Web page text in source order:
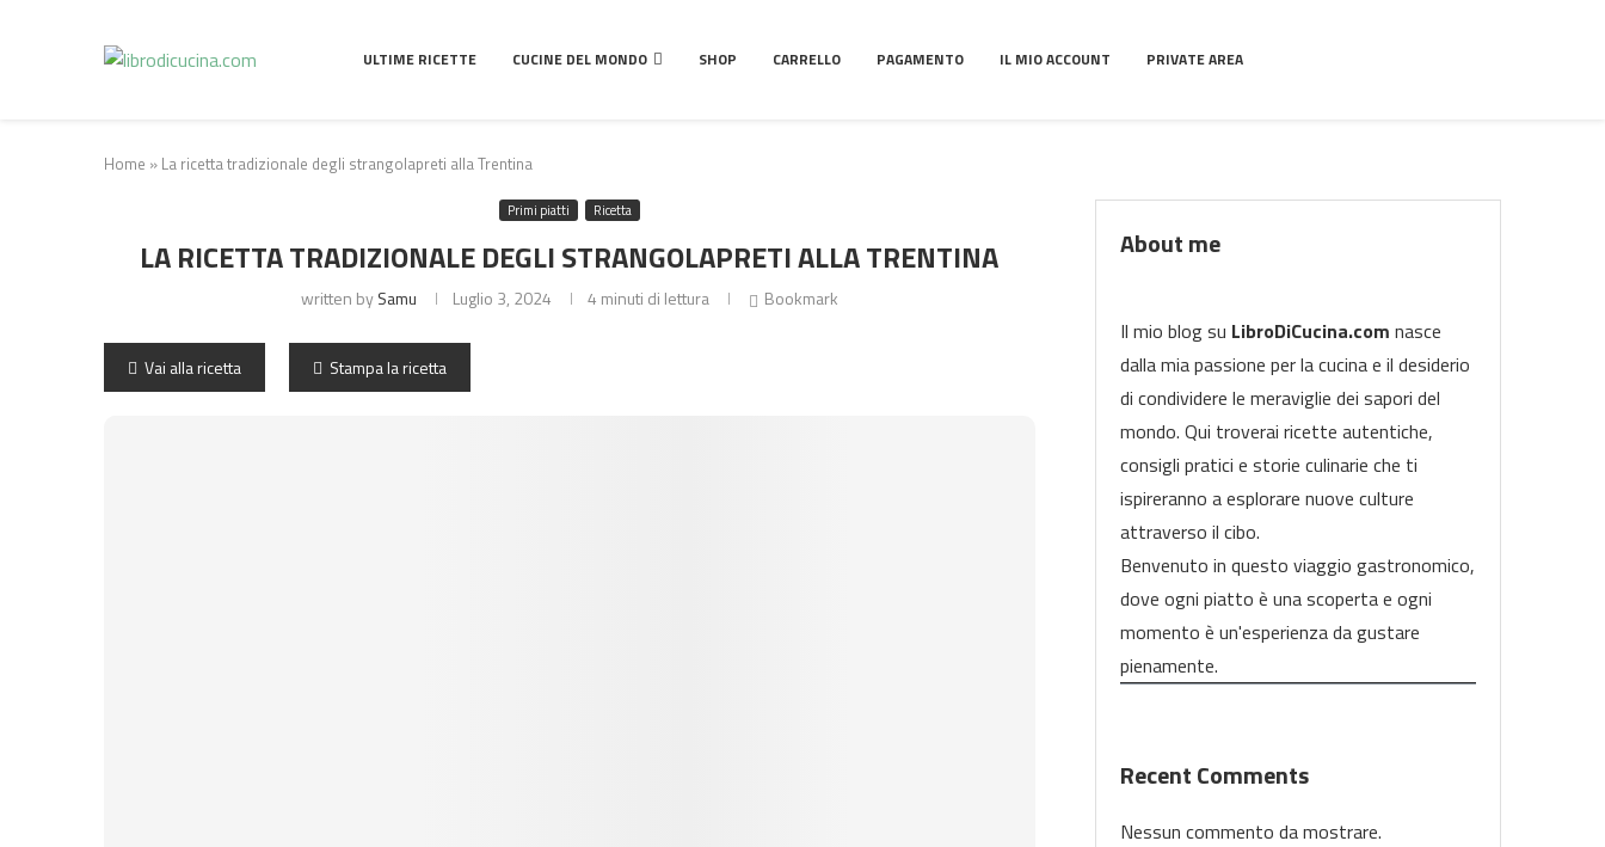
ULTIME RICETTE CUCINE DEL MONDO SHOP CARRELLO PAGAMENTO IL MIO ACCOUNT PRIVATE AREA
Home » La ricetta tradizionale degli strangolapreti alla Trentina
Primi piatti Ricetta
LA RICETTA TRADIZIONALE DEGLI STRANGOLAPRETI ALLA TRENTINA
written bySamu Luglio 3, 2024 4 minuti di lettura Bookmark
Vai alla ricetta Stampa la ricetta
About me
Il mio blog su LibroDiCucina.com nasce
dalla mia passione per la cucina e il desiderio
di condividere le meraviglie dei sapori del
mondo. Qui troverai ricette autentiche,
consigli pratici e storie culinarie che ti
ispireranno a esplorare nuove culture
attraverso il cibo.
Benvenuto in questo viaggio gastronomico,
dove ogni piatto è una scoperta e ogni
momento è un'esperienza da gustare
pienamente.
Recent Comments
Nessun commento da mostrare.